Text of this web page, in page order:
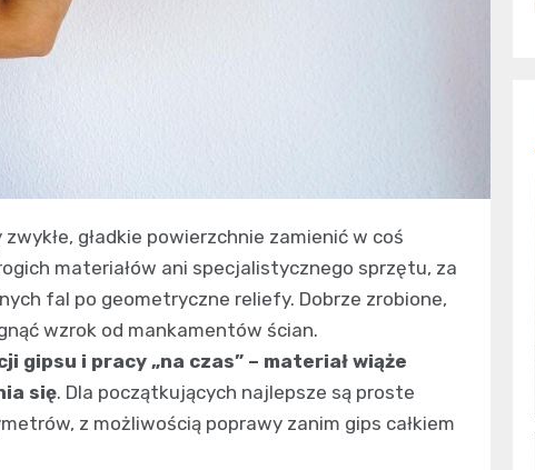
gładkie powierzchnie zamienić w coś
materiałów ani specjalistycznego sprzętu, za
fal po geometryczne reliefy. Dobrze zrobione,
wzrok od mankamentów ścian.
i pracy „na czas” – materiał wiąże
się. Dla początkujących najlepsze są proste
z możliwością poprawy zanim gips całkiem